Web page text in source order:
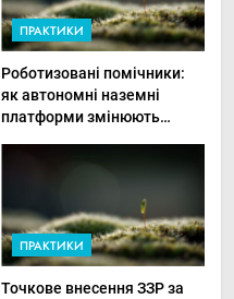
ПРАКТИКИ
Роботизовані помічники:
як автономні наземні
платформи змінюють
ПРАКТИКИ
Точкове внесення ЗЗР за